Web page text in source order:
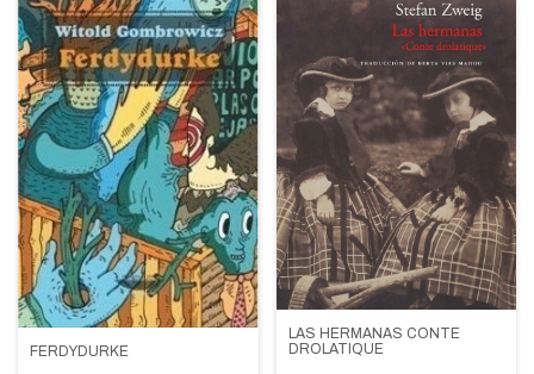
FERDYDURKE
LAS HERMANAS CONTE
DROLATIQUE